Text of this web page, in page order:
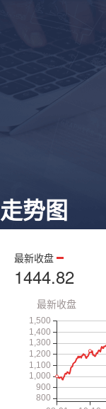
走势图
最新收盘
1444.82